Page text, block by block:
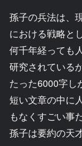
孫子の兵法は、
における戦略と
何千年経っても
研究されている
たった6000字し
短い文章の中に
もなくすごい事
孫子は要約の天